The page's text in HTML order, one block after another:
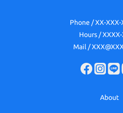
Phone / XX-XXX-
Hours /
Mail /
About